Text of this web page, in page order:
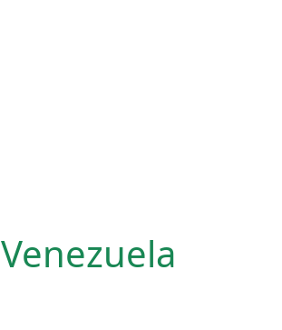
Venezuela